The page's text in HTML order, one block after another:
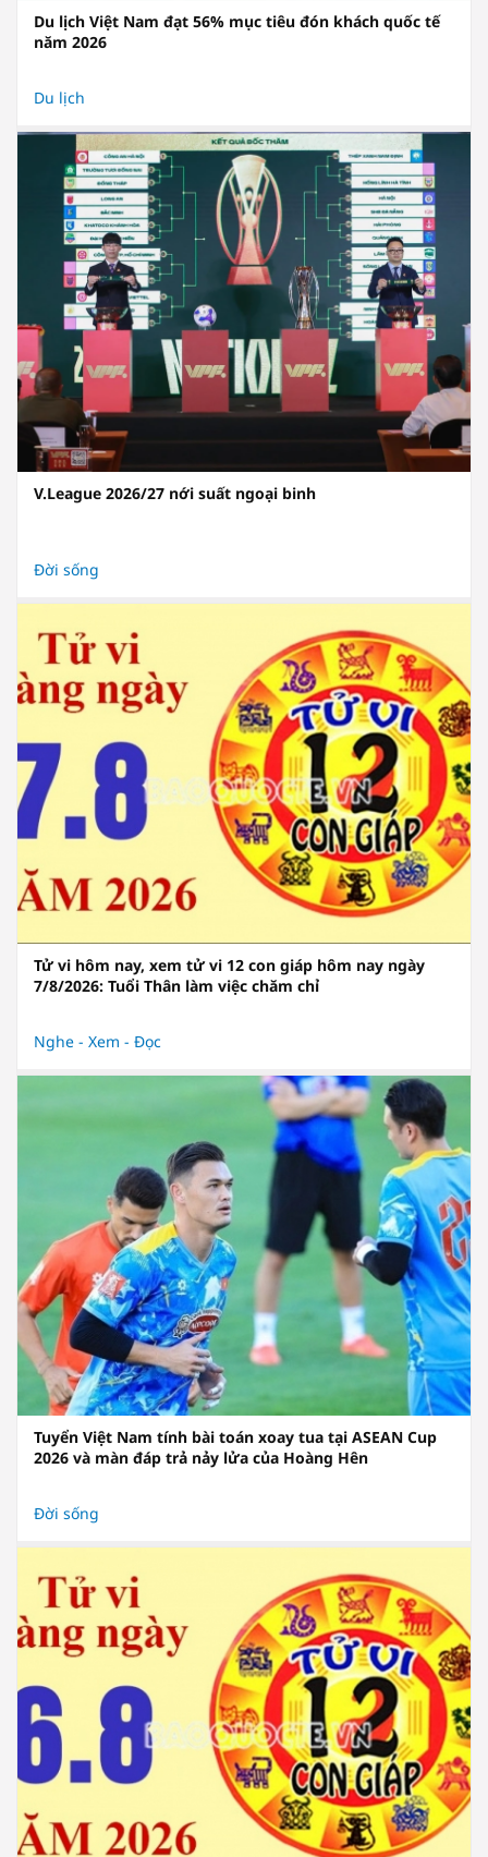
Du lịch Việt Nam đạt 56% mục tiêu đón khách quốc tế
năm 2026
Du lịch
V.League 2026/27 nới suất ngoại binh
Đời sống
Tử vi hôm nay, xem tử vi 12 con giáp hôm nay ngày
7/8/2026: Tuổi Thân làm việc chăm chỉ
Nghe - Xem - Đọc
Tuyển Việt Nam tính bài toán xoay tua tại ASEAN Cup
2026 và màn đáp trả nảy lửa của Hoàng Hên
Đời sống